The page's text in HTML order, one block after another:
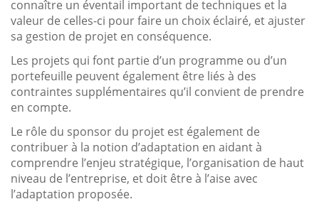
connaître un éventail important de techniques et la
valeur de celles-ci pour faire un choix éclairé, et ajuster
sa gestion de projet en conséquence.
Les projets qui font partie d’un programme ou d’un
portefeuille peuvent également être liés à des
contraintes supplémentaires qu’il convient de prendre
en compte.
Le rôle du sponsor du projet est également de
contribuer à la notion d’adaptation en aidant à
comprendre l’enjeu stratégique, l’organisation de haut
niveau de l’entreprise, et doit être à l’aise avec
l’adaptation proposée.